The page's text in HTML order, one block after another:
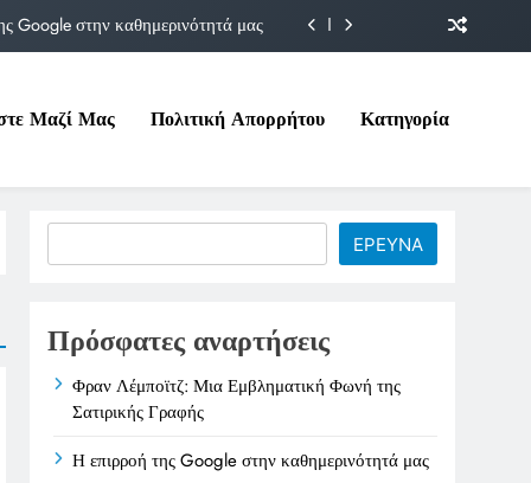
Google στην καθημερινότητά μας
της στο Υπουργείο Εργασίας
Google στην καθημερινότητά μας
και η σημασία τους σήμερα
Μαζί Μας Πολιτική Απορρήτου Κατηγορία
ΕΡΕΥΝΑ
Πρόσφατες αναρτήσεις
Φραν Λέμποϊτζ: Μια Εμβληματική Φωνή της
Σατιρικής Γραφής
Η επιρροή της Google στην καθημερινότητά μας